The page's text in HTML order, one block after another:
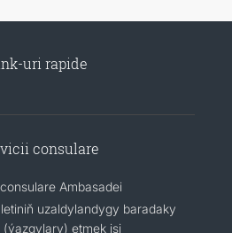
uri rapide
consulare
Ambasadei
uzaldylandygy baradaky
(ýazgylary) etmek işi